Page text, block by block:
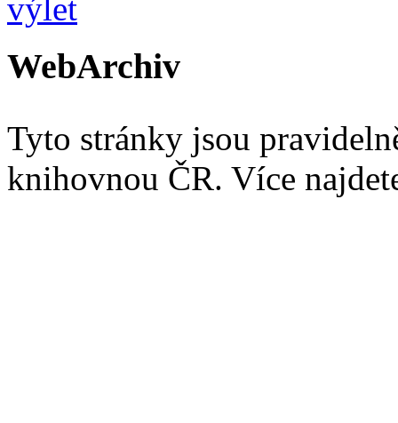
WebArchiv
Tyto stránky jsou
knihovnou ČR. Více